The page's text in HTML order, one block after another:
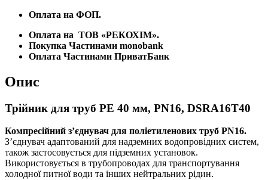
Оплата на ФОП.
Оплата на ТОВ «РЕКОХІМ».
Покупка Частинами monobank
Оплата Частинами ПриватБанк
Опис
Трійник для труб PE 40 мм, PN16, DSRA16T40
Компресійний з’єднувач для поліетиленових труб PN16.
З’єднувач адаптований для надземних водопровідних систем,
також застосовується для підземних установок.
Використовується в трубопроводах для транспортування
холодної питної води та інших нейтральних рідин.